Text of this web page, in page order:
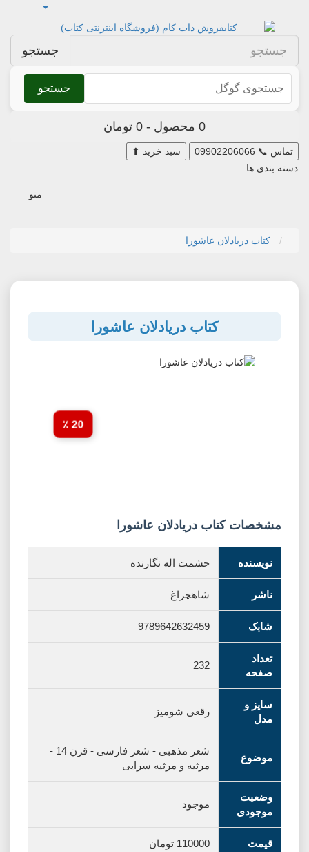
جستجو
جستجو
0 محصول - 0 تومان
تماس 📞
09902206066 سبد خرید ⬆
دسته بندی ها
منو
کتاب دریادلان عاشورا
کتاب دریادلان عاشورا
20 ٪
مشخصات کتاب دریادلان عاشورا
نویسنده حشمت اله نگارنده
ناشر شاهچراغ
شابک 9789642632459
تعداد
صفحه
232
سایز و
مدل
رقعی شومیز
موضوع
شعر مذهبی - شعر فارسی - قرن 14
-
مرثیه و مرثیه سرایی
وضعیت
موجودی
موجود
قیمت 110000 تومان